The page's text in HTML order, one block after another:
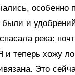
особенно
и
река:
и теперь хожу
Это